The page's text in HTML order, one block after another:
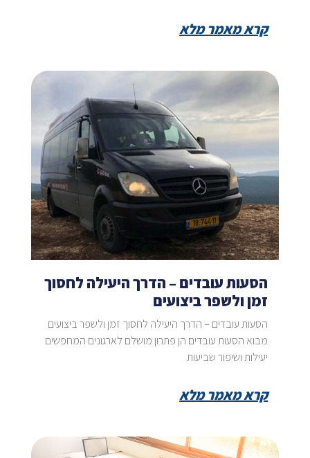
קרא מאמר מלא
הסעות עובדים – הדרך היעילה לחסוך
זמן ולשפר ביצועים
הסעות עובדים – הדרך היעילה לחסוך זמן ולשפר ביצועים
מבוא הסעות עובדים הן פתרון מושלם לארגונים המחפשים
יעילות ושיפור שביעות
קרא מאמר מלא